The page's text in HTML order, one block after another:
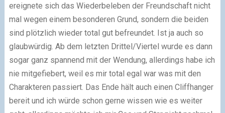
ereignete sich das Wiederbeleben der Freundschaft nicht
mal wegen einem besonderen Grund, sondern die beiden
sind plötzlich wieder total gut befreundet. Ist ja auch so
glaubwürdig. Ab dem letzten Drittel/Viertel wurde es dann
sogar ganz spannend mit der Wendung, allerdings habe ich
nie mitgefiebert, weil es mir total egal war was mit den
Charakteren passiert. Das Ende hält auch einen Cliffhanger
bereit und ich würde schon gerne wissen wie es weiter